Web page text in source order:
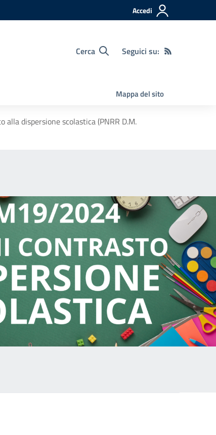
Accedi
Cerca Seguici su:
Mappa del sito
dispersione scolastica (PNRR D.M.